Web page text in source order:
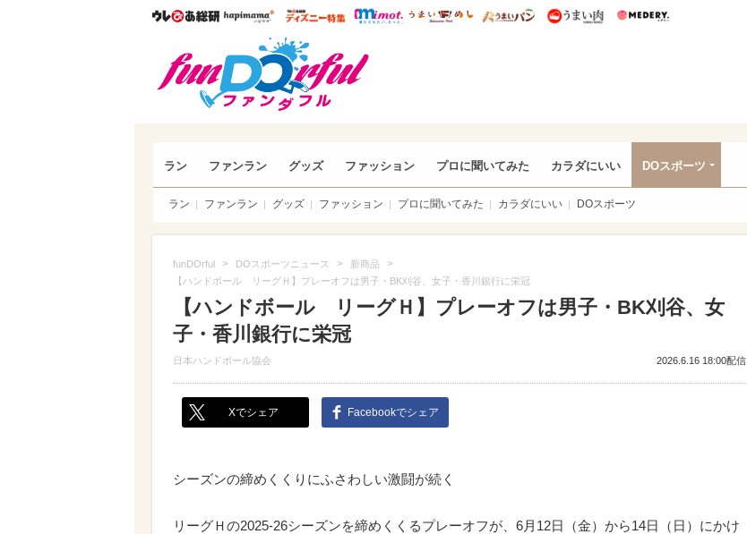
ウレぴあ総研ハピママ* ウレぴあ総研 ディズニー特集
mimot. うまいめし うまいパン うまい肉
ラン ファンラン グッズ ファッション プロに聞いてみた カラダにいい DOスポーツ
ラン ファンラン グッズ ファッション プロに聞いてみた カラダにいい DOスポーツ
funDOrful > DOスポーツニュース > 新商品 >
【ハンドボール リーグＨ】プレーオフは男子・BK刈谷、女子・香川銀行に栄冠
【ハンドボール リーグＨ】プレーオフは男子・BK刈谷、女
子・香川銀行に栄冠
日本ハンドボール協会 2026.6.16 18:00配信
Xでシェア Facebookでシェア
シーズンの締めくくりにふさわしい激闘が続く
リーグＨの2025-26シーズンを締めくくるプレーオフが、6月12日（金）から14日（日）にかけ